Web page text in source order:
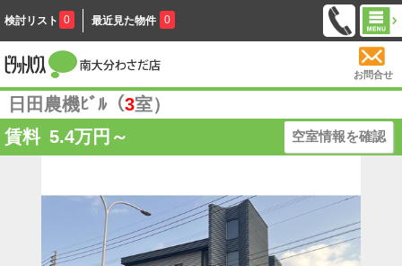
検討リスト 0 最近見た物件 0
お問合せ
日田農機ﾋﾞﾙ（3室）
賃料 5.4万円～ 空室情報を確認